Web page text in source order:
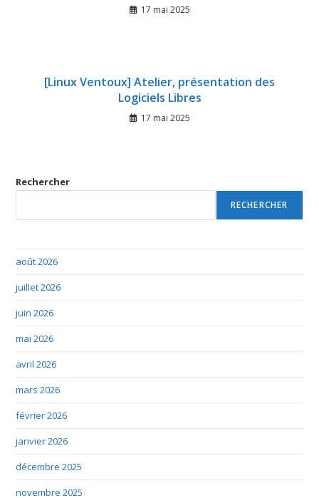
17 mai 2025
[Linux Ventoux] Atelier, présentation des
Logiciels Libres
17 mai 2025
Rechercher
RECHERCHER
août 2026
juillet 2026
juin 2026
mai 2026
avril 2026
mars 2026
février 2026
janvier 2026
décembre 2025
novembre 2025